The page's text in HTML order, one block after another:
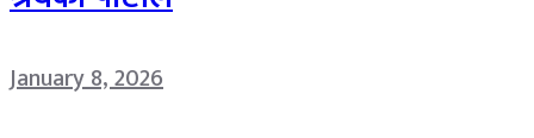
January 8, 2026